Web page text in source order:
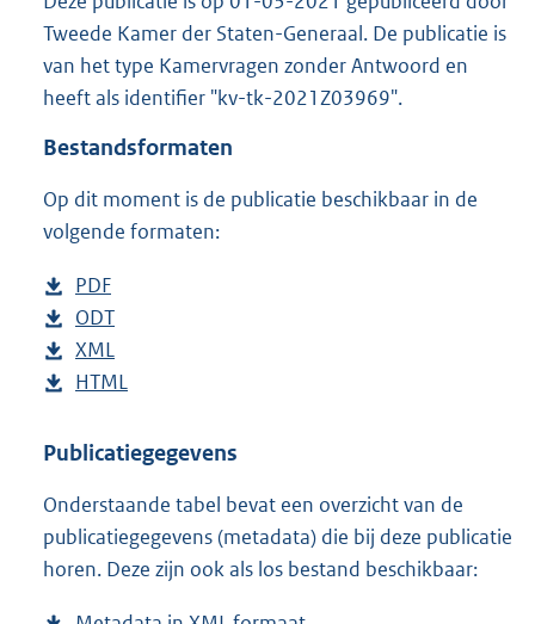
r
o
o
:
Tweede Kamer der Staten-Generaal. De publicatie is
van het type Kamervragen zonder Antwoord en
heeft als identifier "kv-tk-2021Z03969".
Bestandsformaten
Op dit moment is de publicatie beschikbaar in de
volgende formaten:
D
o
w
n
o
d
p
u
PDF
e
s
t
n
s
g
r
D
o
w
l
a
d
p
ODT
s
a
d
s
g
D
o
n
o
a
d
XML
e
t
n
d
s
D
w
l
o
a
HTML
s
a
n
d
Publicatiegegevens
Onderstaande tabel bevat een overzicht van de
publicatiegegevens (metadata) die bij deze publicatie
horen. Deze zijn ook als los bestand beschikbaar: